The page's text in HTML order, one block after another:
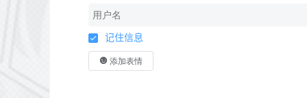
记住信息
添加表情